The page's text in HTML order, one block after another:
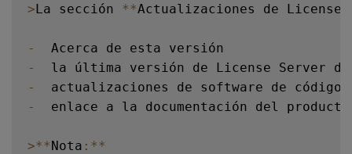
>La sección **Actualizaciones de License
-
-
-
actualizaciones de software de código
-
  enlace a la documentación del producto
>**Nota : **